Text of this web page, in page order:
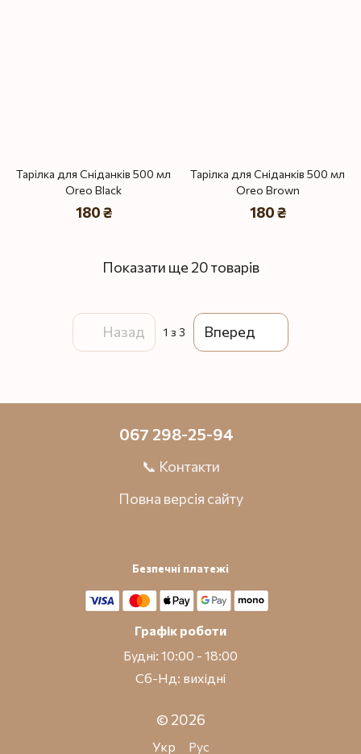
Тарілка для Сніданків 500 мл
Oreo Black
180 ₴
Тарілка для Сніданків 500 мл
Oreo Brown
180 ₴
Показати ще 20 товарів
Назад 1 з 3 Вперед
067 298-25-94
📞 Контакти
Повна версія сайту
Безпечні платежі
Графік роботи
Будні: 10:00 - 18:00
Сб-Нд: вихідні
© 2026
Укр Рус